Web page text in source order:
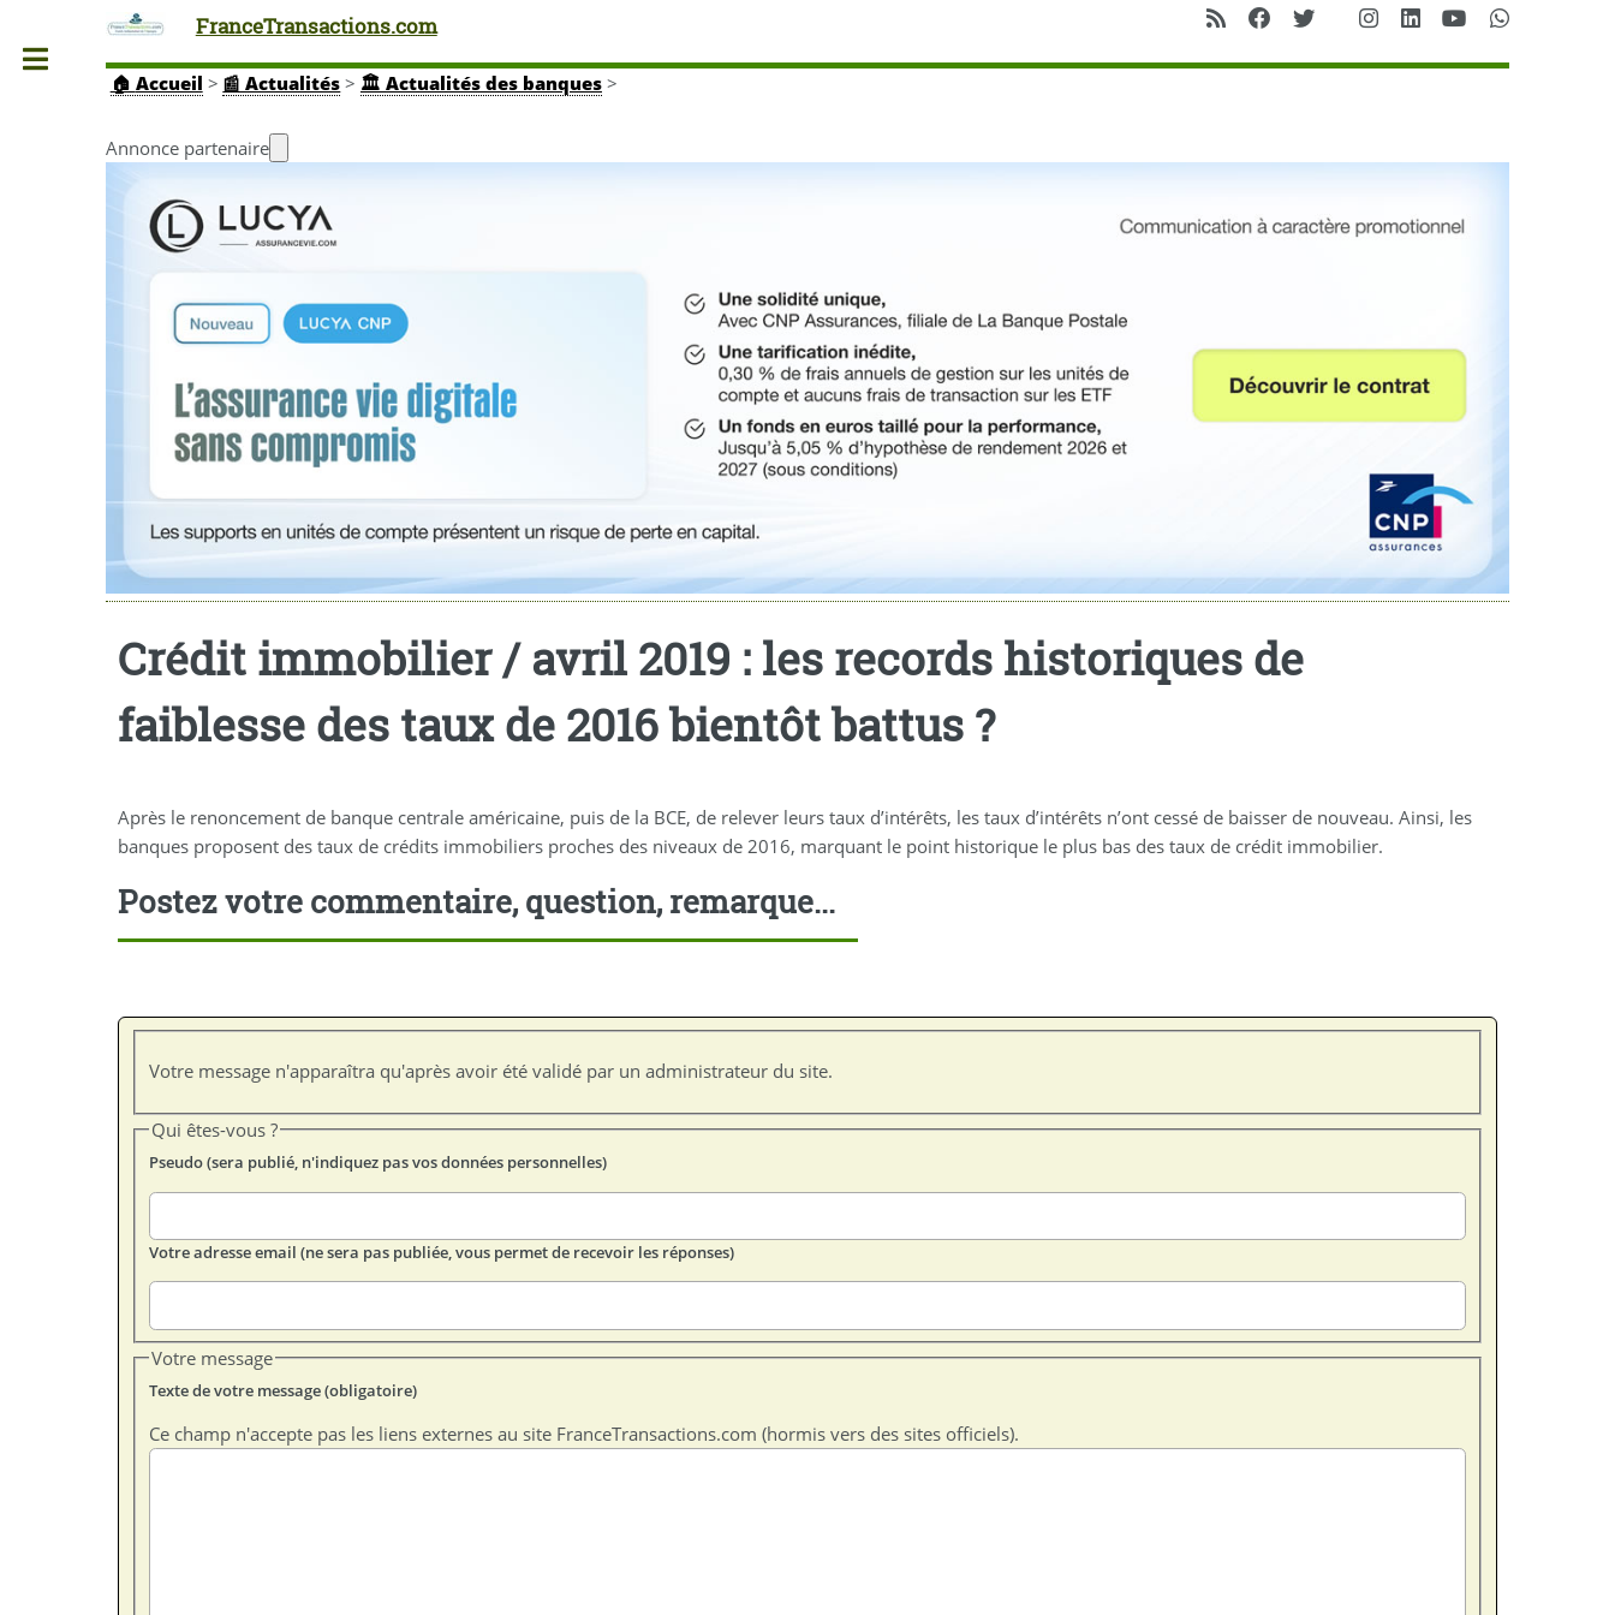
FranceTransactions.com
🏠 Accueil > 📰 Actualités > 🏛️ Actualités des banques>
Annonce partenaire
Crédit immobilier / avril 2019 : les records historiques de
faiblesse des taux de 2016 bientôt battus ?
Après le renoncement de banque centrale américaine, puis de la BCE, de relever leurs taux d’intérêts, les taux d’intérêts n’ont cessé de baisser de nouveau. Ainsi, les
banques proposent des taux de crédits immobiliers proches des niveaux de 2016, marquant le point historique le plus bas des taux de crédit immobilier.
Postez votre commentaire, question, remarque...
Votre message n'apparaîtra qu'après avoir été validé par un administrateur du site.
Qui êtes-vous ?
Pseudo (sera publié, n'indiquez pas vos données personnelles)
Votre adresse email (ne sera pas publiée, vous permet de recevoir les réponses)
Votre message
Texte de votre message (obligatoire)
Ce champ n'accepte pas les liens externes au site FranceTransactions.com (hormis vers des sites officiels).
Toggle